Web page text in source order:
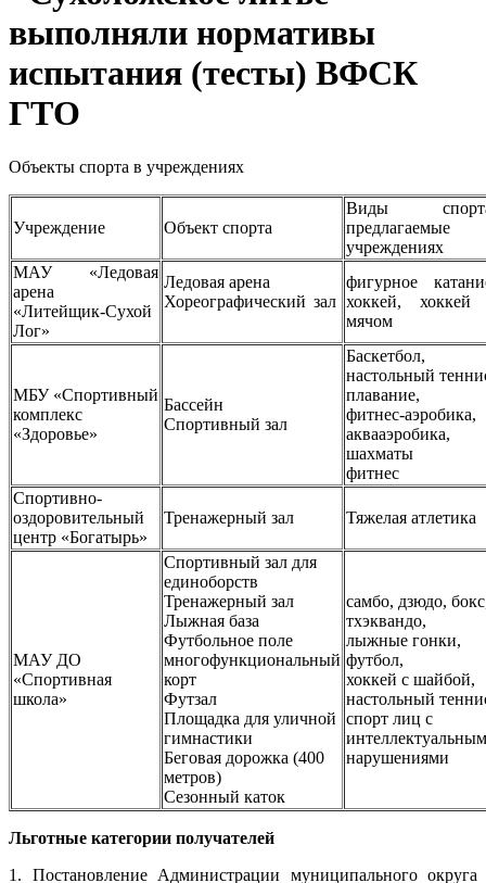
выполняли нормативы
испытания (тесты) ВФСК
ГТО
Объекты спорта в учреждениях
Учреждение Объект спорта
Виды
предлагаемые
учреждениях
МАУ «Ледовая
арена
«Литейщик-Сухой
Лог»
Ледовая арена
Хореографический зал
фигурное
хоккей, хоккей
мячом
МБУ «Спортивный
комплекс
«Здоровье»
Бассейн
Спортивный зал
Баскетбол,
настольный
плавание,
фитнес-аэробика,
аквааэробика,
шахматы
фитнес
Спортивно-
оздоровительный
центр «Богатырь»
Тренажерный зал Тяжелая атлетика
МАУ ДО
«Спортивная
школа»
Спортивный зал для
единоборств
Тренажерный зал
Лыжная база
Футбольное поле
многофункциональный
корт
Футзал
Площадка для уличной
гимнастики
Беговая дорожка (400
метров)
Сезонный каток
самбо, дзюдо,
тхэквандо,
лыжные гонки,
футбол,
хоккей с шайбой,
настольный
спорт лиц с
нарушениями
Льготные категории получателей
1. Постановление Администрации муниципального округа